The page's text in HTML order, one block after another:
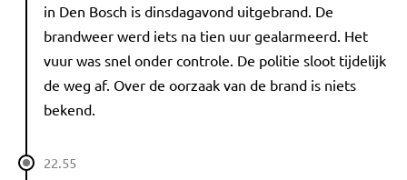
in Den Bosch is dinsdagavond uitgebrand. De
brandweer werd iets na tien uur gealarmeerd. Het
vuur was snel onder controle. De politie sloot tijdelijk
de weg af. Over de oorzaak van de brand is niets
bekend.
22.55